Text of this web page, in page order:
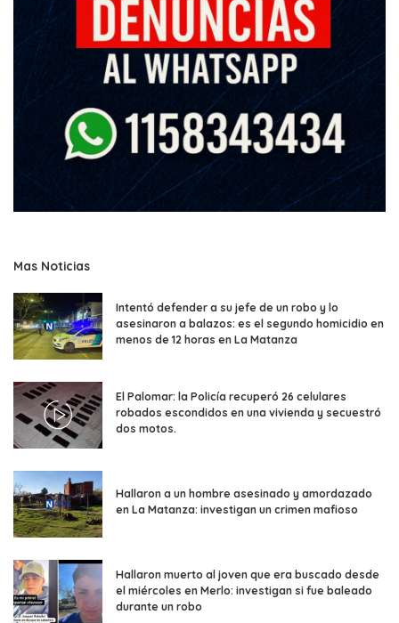
Mas Noticias
Intentó defender a su jefe de un robo y lo
asesinaron a balazos: es el segundo homicidio en
menos de 12 horas en La Matanza
El Palomar: la Policía recuperó 26 celulares
robados escondidos en una vivienda y secuestró
dos motos.
Hallaron a un hombre asesinado y amordazado
en La Matanza: investigan un crimen mafioso
Hallaron muerto al joven que era buscado desde
el miércoles en Merlo: investigan si fue baleado
durante un robo